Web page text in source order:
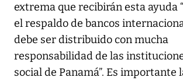
extrema que recibirán esta ayuda
el respaldo de bancos
debe ser distribuido con mucha
responsabilidad de las
social de Panamá”. Es importante